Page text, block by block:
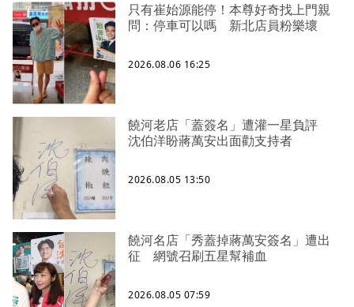
只有崔始源能停！本尊好奇找上門親
問：停車可以嗎 新北店員粉樂壞
2026.08.06 16:25
饒河老店「蓋簽名」遭灌一星負評
沈伯洋盼蔣萬安出面勸支持者
2026.08.05 13:50
饒河名店「秀蓋掉蔣萬安簽名」遭出
征 網號召刷五星幫補血
2026.08.05 07:59